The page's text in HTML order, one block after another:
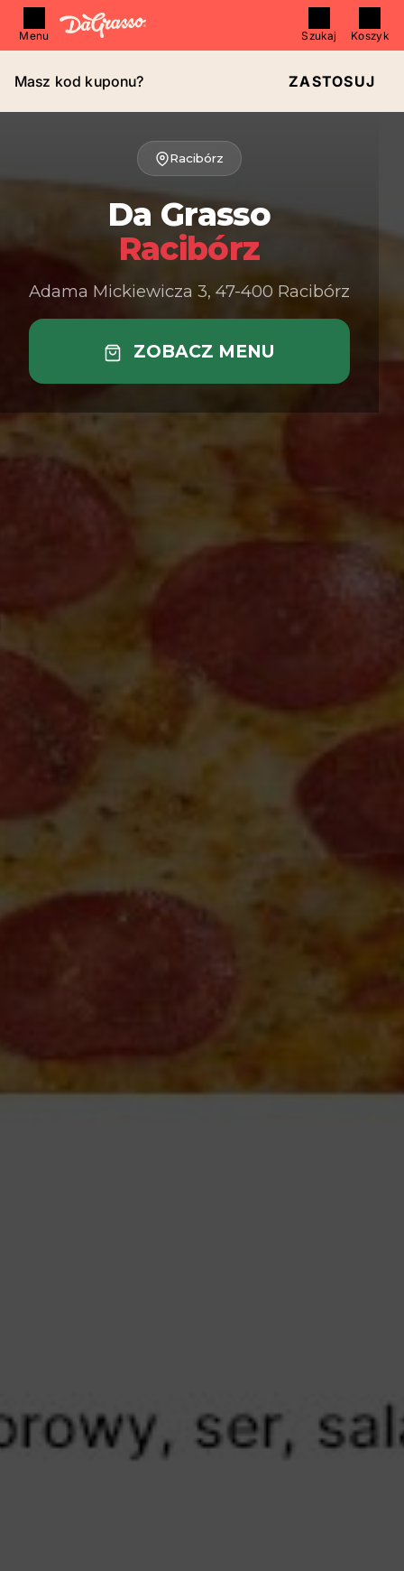
Menu Szukaj Koszyk
Masz kod kuponu? ZASTOSUJ
Racibórz
Da Grasso
Racibórz
Adama Mickiewicza 3, 47-400 Racibórz
ZOBACZ MENU